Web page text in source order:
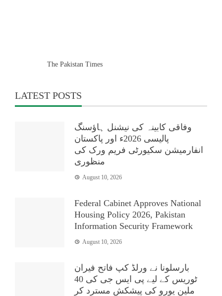
The Pakistan Times
LATEST POSTS
وفاقی کابینہ کی نیشنل ہاؤسنگ
پالیسی 2026ء اور پاکستان
انفارمیشن سکیورٹی فریم ورک کی
منظوری
August 10, 2026
Federal Cabinet Approves National
Housing Policy 2026, Pakistan
Information Security Framework
August 10, 2026
بارسلونا نے ورلڈ کپ فاتح فیران
ٹوریس کے لیے پی ایس جی کی 40
ملین یورو کی پیشکش مسترد کر